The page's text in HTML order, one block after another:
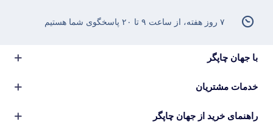
با جهان چاپگر
خدمات مشتریان
راهنمای خرید از جهان چاپگر
۷ روز هفته، از ساعت ۹ تا ۲۰ پاسخگوی شما هستیم